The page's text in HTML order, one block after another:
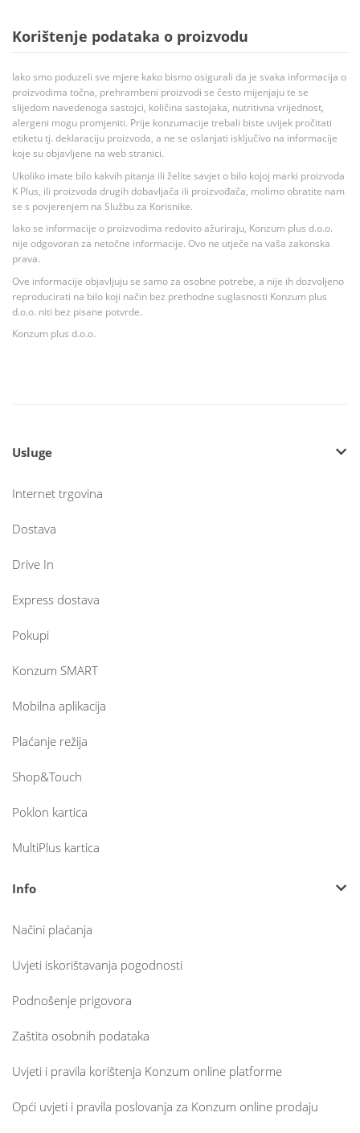
Korištenje podataka o proizvodu
Iako smo poduzeli sve mjere kako bismo osigurali da je svaka informacija o
proizvodima točna, prehrambeni proizvodi se često mijenjaju te se
slijedom navedenoga sastojci, količina sastojaka, nutritivna vrijednost,
alergeni mogu promjeniti. Prije konzumacije trebali biste uvijek pročitati
etiketu tj. deklaraciju proizvoda, a ne se oslanjati isključivo na informacije
koje su objavljene na web stranici.
Ukoliko imate bilo kakvih pitanja ili želite savjet o bilo kojoj marki proizvoda
K Plus, ili proizvoda drugih dobavljača ili proizvođača, molimo obratite nam
se s povjerenjem na Službu za Korisnike.
Iako se informacije o proizvodima redovito ažuriraju, Konzum plus d.o.o.
nije odgovoran za netočne informacije. Ovo ne utječe na vaša zakonska
prava.
Ove informacije objavljuju se samo za osobne potrebe, a nije ih dozvoljeno
reproducirati na bilo koji način bez prethodne suglasnosti Konzum plus
d.o.o. niti bez pisane potvrde.
Konzum plus d.o.o.
Usluge
Internet trgovina
Dostava
Drive In
Express dostava
Pokupi
Konzum SMART
Mobilna aplikacija
Plaćanje režija
Shop&Touch
Poklon kartica
MultiPlus kartica
Info
Načini plaćanja
Uvjeti iskorištavanja pogodnosti
Podnošenje prigovora
Zaštita osobnih podataka
Uvjeti i pravila korištenja Konzum online platforme
Opći uvjeti i pravila poslovanja za Konzum online prodaju